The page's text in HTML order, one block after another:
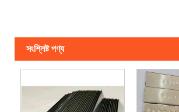
সংশ্লিষ্ট পণ্য